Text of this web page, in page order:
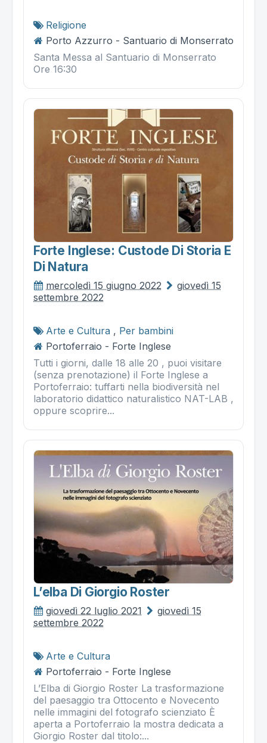
Religione
Porto Azzurro - Santuario di Monserrato
Santa Messa al Santuario di Monserrato
Ore 16:30
Forte Inglese: Custode Di Storia E
Di Natura
mercoledì 15 giugno 2022
giovedì 15
settembre 2022
Arte e Cultura , Per bambini
Portoferraio - Forte Inglese
Tutti i giorni, dalle 18 alle 20 , puoi visitare
(senza prenotazione) il Forte Inglese a
Portoferraio: tuffarti nella biodiversità nel
laboratorio didattico naturalistico NAT-LAB ,
oppure scoprire...
L’elba Di Giorgio Roster
giovedì 22 luglio 2021
giovedì 15
settembre 2022
Arte e Cultura
Portoferraio - Forte Inglese
L’Elba di Giorgio Roster La trasformazione
del paesaggio tra Ottocento e Novecento
nelle immagini del fotografo scienziato È
aperta a Portoferraio la mostra dedicata a
Giorgio Roster dal titolo:...